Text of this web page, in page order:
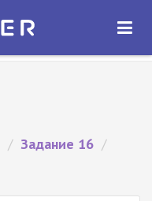
ОТКРЫТЬ
/ Задание 16 /